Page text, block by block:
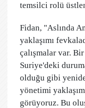
temsilci rolü
Fidan, "Aslında
yaklaşımı
çalışmalar var.
Suriye'deki
olduğu gibi
yönetimi
görüyoruz. Bu